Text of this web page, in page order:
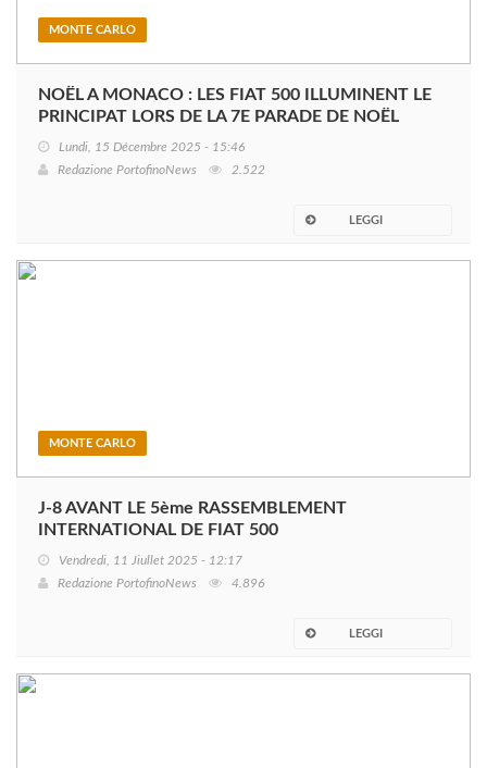
MONTE CARLO
NOËL A MONACO : LES FIAT 500 ILLUMINENT LE
PRINCIPAT LORS DE LA 7E PARADE DE NOËL
Lundi, 15 Décembre 2025 - 15:46
Redazione PortofinoNews
2.522
LEGGI
MONTE CARLO
J-8 AVANT LE 5ème RASSEMBLEMENT
INTERNATIONAL DE FIAT 500
Vendredi, 11 Jiullet 2025 - 12:17
Redazione PortofinoNews
4.896
LEGGI